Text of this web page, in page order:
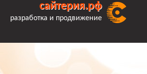
сайтерия.рф
разработка и продвижение